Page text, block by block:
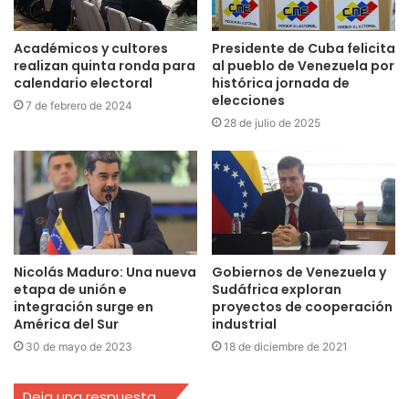
Académicos y cultores
realizan quinta ronda para
calendario electoral
7 de febrero de 2024
Presidente de Cuba felicita
al pueblo de Venezuela por
histórica jornada de
elecciones
28 de julio de 2025
Nicolás Maduro: Una nueva
etapa de unión e
integración surge en
América del Sur
30 de mayo de 2023
Gobiernos de Venezuela y
Sudáfrica exploran
proyectos de cooperación
industrial
18 de diciembre de 2021